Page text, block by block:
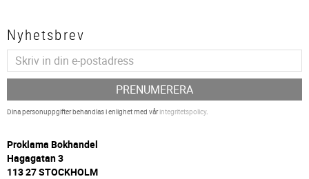
Nyhetsbrev
PRENUMERERA
Dina personuppgifter behandlas i enlighet med vårintegritetspolicy.
Proklama Bokhandel
Hagagatan 3
113 27 STOCKHOLM